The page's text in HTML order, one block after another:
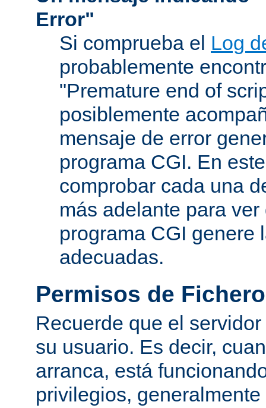
Error"
Si comprueba el Log
probablemente
"Premature end of
posiblemente
mensaje de error
programa CGI. En
comprobar cada una
más adelante para
programa CGI genere
adecuadas.
Permisos de Fichero
Recuerde que el
su usuario. Es decir,
arranca, está
privilegios,